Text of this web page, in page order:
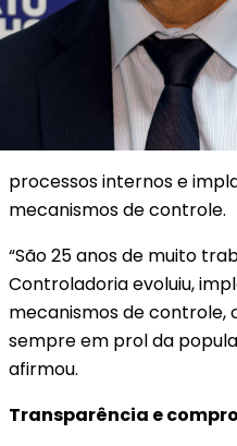
processos internos e
mecanismos de controle.
“São 25 anos de muito
Controladoria evoluiu,
mecanismos de
sempre em prol da
afirmou.
Transparência e